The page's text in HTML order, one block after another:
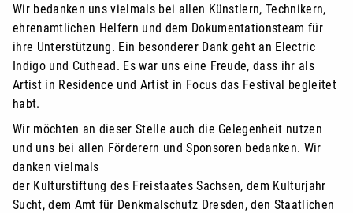
Wir bedanken uns vielmals bei allen Künstlern, Technikern,
ehrenamtlichen Helfern und dem Dokumentationsteam für
ihre Unterstützung. Ein besonderer Dank geht an Electric
Indigo und Cuthead. Es war uns eine Freude, dass ihr als
Artist in Residence und Artist in Focus das Festival begleitet
habt.
Wir möchten an dieser Stelle auch die Gelegenheit nutzen
und uns bei allen Förderern und Sponsoren bedanken. Wir
danken vielmals
der Kulturstiftung des Freistaates Sachsen, dem Kulturjahr
Sucht, dem Amt für Denkmalschutz Dresden, den Staatlichen